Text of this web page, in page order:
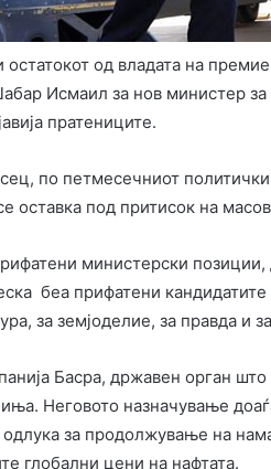
од владата на
Исмаил за нов министер за
пратениците.
по петмесечниот политички
под притисок на
министерски позиции,
беа прифатени
за земјоделие, за правда и
Басра, државен орган што
Неговото назначување
за продолжување на
глобални цени на нафтата.